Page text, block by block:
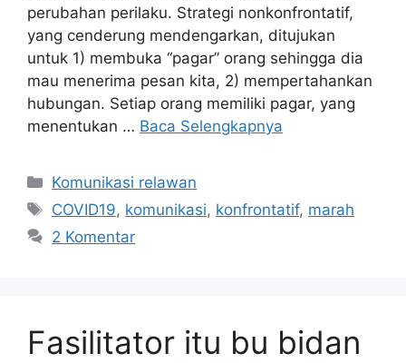
perubahan perilaku. Strategi nonkonfrontatif,
yang cenderung mendengarkan, ditujukan
untuk 1) membuka “pagar” orang sehingga dia
mau menerima pesan kita, 2) mempertahankan
hubungan. Setiap orang memiliki pagar, yang
menentukan … Baca Selengkapnya
Kategori
Komunikasi relawan
Tag
COVID19, komunikasi, konfrontatif, marah
2 Komentar
Fasilitator itu bu bidan